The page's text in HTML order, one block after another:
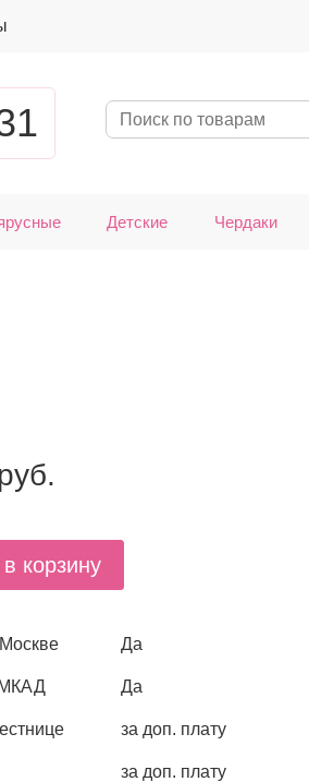
Детские Чердаки
корзину
Да
МКАД Да
за доп. плату
за доп. плату